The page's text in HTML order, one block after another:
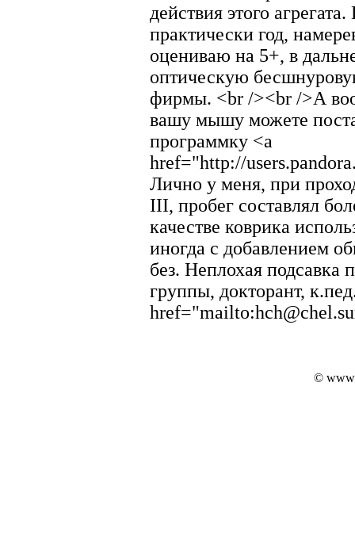
действия этого
практически год,
оцениваю на 5+, в
оптическую
фирмы. <br /><br />А
вашу мышу можете
программку <a
href="http://
Лично у меня, при
III, пробег составлял
качестве коврика
иногда с добавлением
без. Неплохая подсавка
группы, докторант,
©